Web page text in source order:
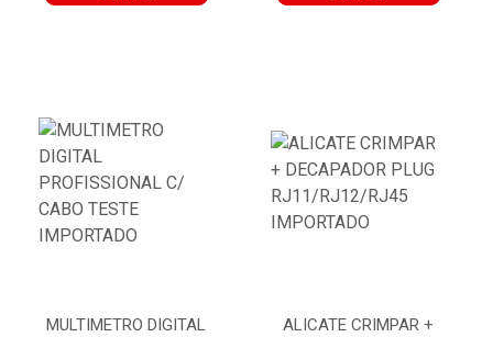
MULTIMETRO DIGITAL
ALICATE CRIMPAR +